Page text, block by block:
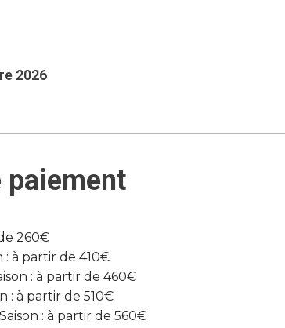
2026
paiement
260€
: à partir de 410€
: à partir de 460€
: à partir de 510€
: à partir de 560€